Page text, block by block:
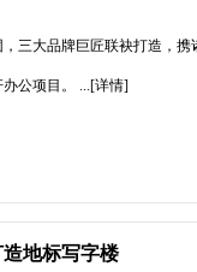
三大品牌巨匠联袂打造，
公项目。 ...[详情]
地标写字楼